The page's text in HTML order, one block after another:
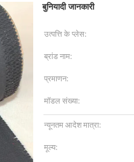
बुनियादी जानकारी
उत्पत्ति के प्लेस:
ब्रांड नाम:
प्रमाणन:
मॉडल संख्या:
न्यूनतम आदेश मात्रा:
मूल्य: